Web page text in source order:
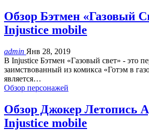
Обзор Бэтмен «Газовый
Injustice mobile
admin Янв 28, 2019
В Injustice Бэтмен «Газовый свет» - это
заимствованный из комикса «Готэм в
является…
Обзор персонажей
Обзор Джокер Летопись
Injustice mobile